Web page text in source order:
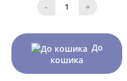
- +
До
кошика